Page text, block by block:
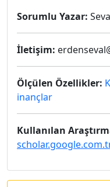
Sorumlu Yazar:
İletişim:
Ölçülen Özellikler:
inançlar
Kullanılan